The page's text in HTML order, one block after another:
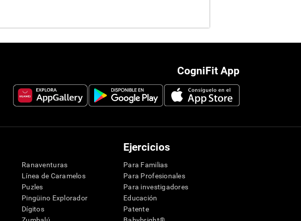
CogniFit App
Ranaventuras
Línea de Caramelos
Puzles
Pingüino Explorador
Dígitos
Ejercicios
Para Familias
Para Profesionales
Para investigadores
Educación
Patente